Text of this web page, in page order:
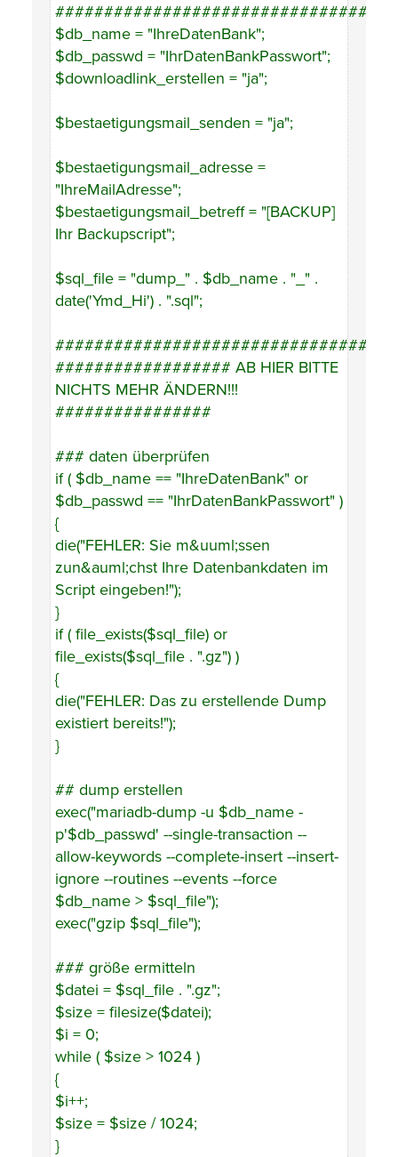
$db_name = "IhreDatenBank";
$db_passwd = "IhrDatenBankPasswort";
$downloadlink_erstellen = "ja";
$bestaetigungsmail_senden = "ja";
$bestaetigungsmail_adresse =
"IhreMailAdresse";
$bestaetigungsmail_betreff = "[BACKUP]
Ihr Backupscript";
$sql_file = "dump_" . $db_name . "_" .
date('Ymd_Hi') . ".sql";
################## AB HIER BITTE
NICHTS MEHR ÄNDERN!!!
################
### daten überprüfen
if ( $db_name == "IhreDatenBank" or
$db_passwd == "IhrDatenBankPasswort" )
{
die("FEHLER: Sie m&uuml;ssen
zun&auml;chst Ihre Datenbankdaten im
Script eingeben!");
}
if ( file_exists($sql_file) or
file_exists($sql_file . ".gz") )
{
die("FEHLER: Das zu erstellende Dump
existiert bereits!");
}
## dump erstellen
exec("mariadb-dump -u $db_name -
p'$db_passwd' --single-transaction --
allow-keywords --complete-insert --insert-
ignore --routines --events --force
$db_name > $sql_file");
exec("gzip $sql_file");
### größe ermitteln
$datei = $sql_file . ".gz";
$size = filesize($datei);
$i = 0;
while ( $size > 1024 )
{
$i++;
$size = $size / 1024;
}